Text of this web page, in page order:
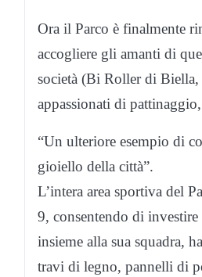
Ora il Parco è finalmente
accogliere gli amanti di
società (Bi Roller di
appassionati di
“Un ulteriore esempio di
gioiello della città”.
L’intera area sportiva del
9, consentendo di
insieme alla sua squadra,
travi di legno, pannelli di